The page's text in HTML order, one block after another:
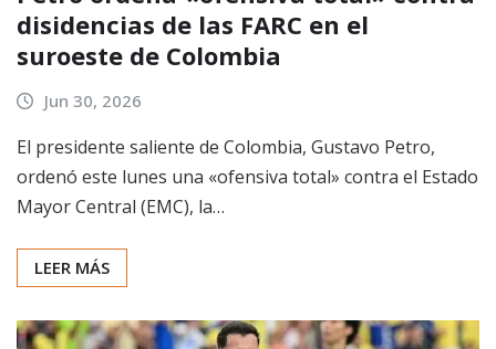
disidencias de las FARC en el
suroeste de Colombia
Jun 30, 2026
El presidente saliente de Colombia, Gustavo Petro,
ordenó este lunes una «ofensiva total» contra el Estado
Mayor Central (EMC), la…
LEER MÁS